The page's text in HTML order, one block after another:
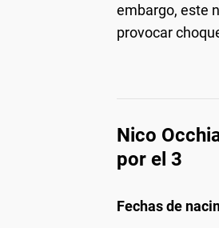
embargo, este
provocar
Nico
por el 3
Fechas de